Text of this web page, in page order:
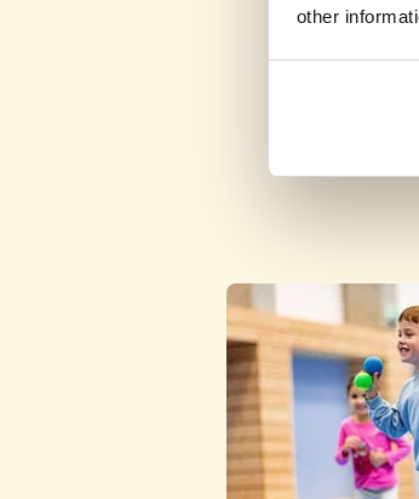
other